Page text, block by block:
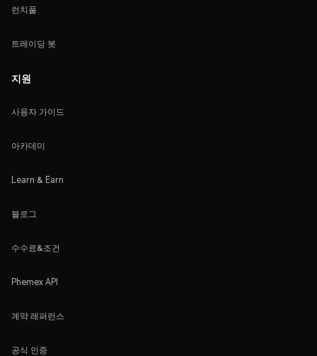
런치풀
트레이딩 봇
지원
사용자 가이드
아카데미
Learn & Earn
블로그
수수료&조건
Phemex API
계약 레퍼런스
공식 인증